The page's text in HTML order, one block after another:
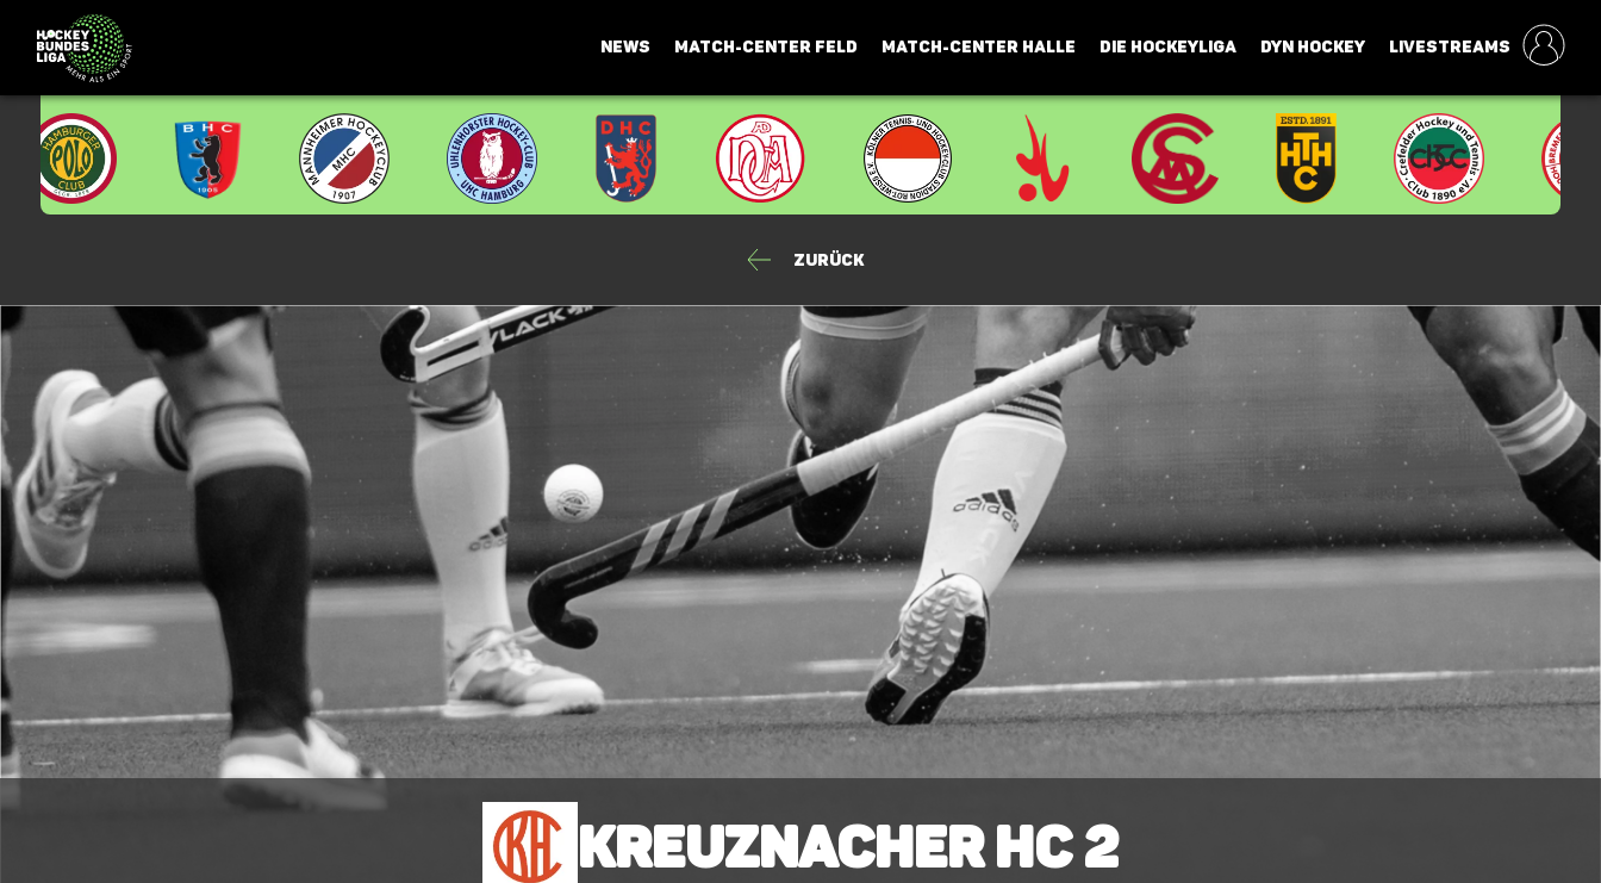
NEWS MATCH-CENTER FELD MATCH-CENTER HALLE DIE HOCKEYLIGA DYN HOCKEY LIVESTREAMS
Zurück
Kreuznacher HC 2